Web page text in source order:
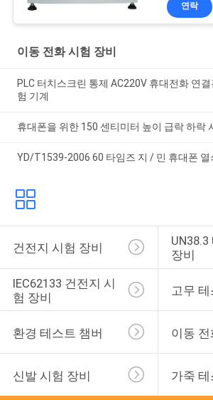
연락
이동 전화 시험 장비
PLC 터치스크린 통제 AC220V 휴대전화 연
험 기계
휴대폰을 위한 150 센티미터 높이 급락 하락
YD/T1539-2006 60 타임즈 지 / 민 휴대폰 열
건전지 시험 장비
장비
IEC62133 건전지 시
험 장비
고무 테
환경 테스트 챔버 이동
신발 시험 장비 가죽